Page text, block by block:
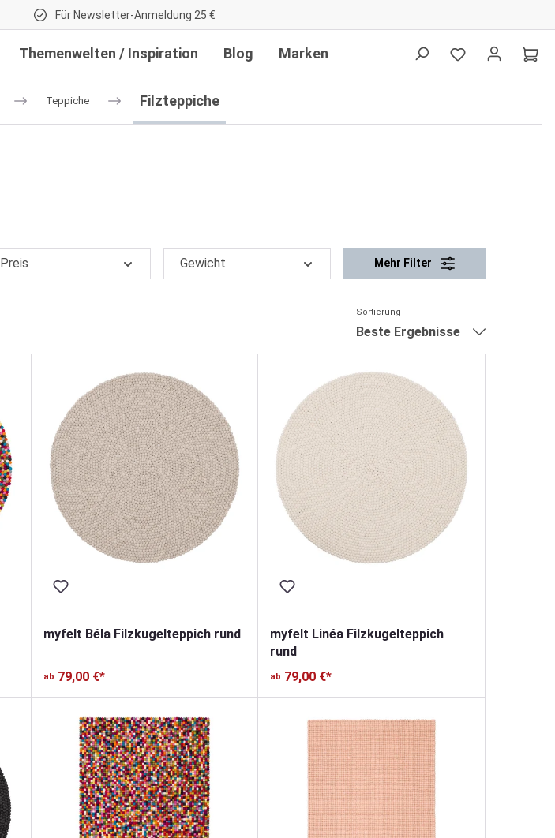
Für Newsletter-Anmeldung 25 €
Themenwelten / Inspiration Blog Marken
Teppiche Filzteppiche
Preis Gewicht Mehr Filter
Sortierung
Beste Ergebnisse
myfelt Béla Filzkugelteppich rund
ab 79,00 €*
myfelt Linéa Filzkugelteppich
rund
ab 79,00 €*